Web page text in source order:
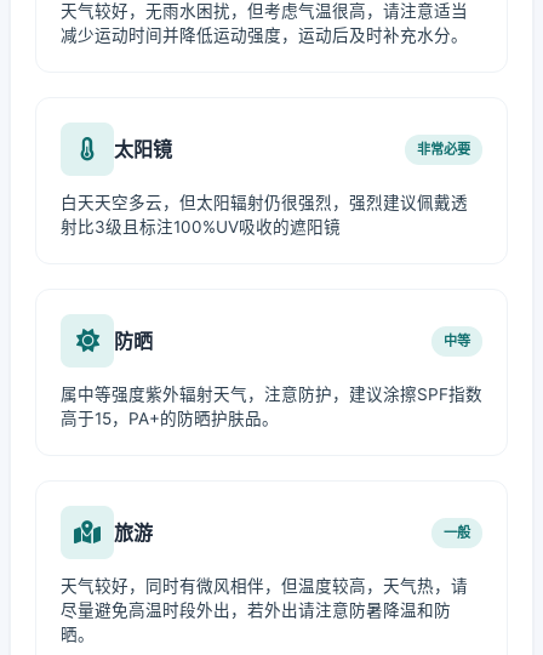
天气较好，无雨水困扰，但考虑气温很高，请注意适当
减少运动时间并降低运动强度，运动后及时补充水分。
太阳镜 非常必要
白天天空多云，但太阳辐射仍很强烈，强烈建议佩戴透
射比3级且标注100%UV吸收的遮阳镜
防晒 中等
属中等强度紫外辐射天气，注意防护，建议涂擦SPF指数
高于15，PA+的防晒护肤品。
旅游 一般
天气较好，同时有微风相伴，但温度较高，天气热，请
尽量避免高温时段外出，若外出请注意防暑降温和防
晒。